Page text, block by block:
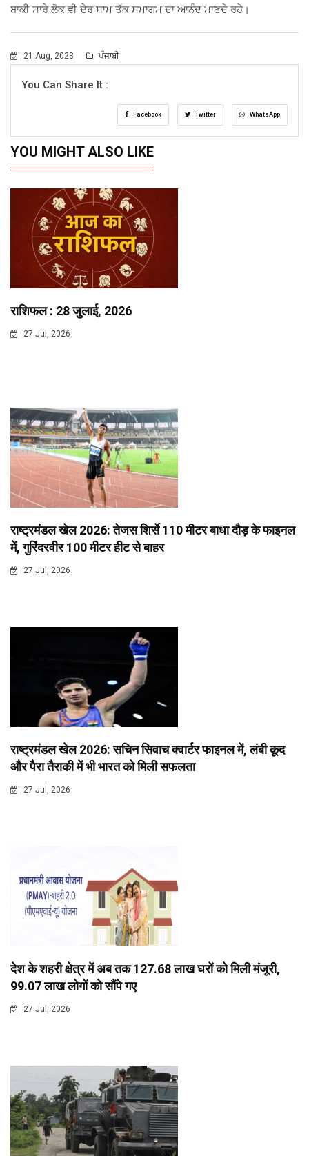
ਬਾਕੀ ਸਾਰੇ ਲੋਕ ਵੀ ਦੇਰ ਸ਼ਾਮ ਤੱਕ ਸਮਾਗਮ ਦਾ ਆਨੰਦ ਮਾਣਦੇ ਰਹੇ।
21 Aug, 2023 ਪੰਜਾਬੀ
You Can Share It :
Facebook Twitter WhatsApp
YOU MIGHT ALSO LIKE
राशिफल : 28 जुलाई, 2026
27 Jul, 2026
राष्ट्रमंडल खेल 2026: तेजस शिर्से 110 मीटर बाधा दौड़ के फाइनल
में, गुरिंदरवीर 100 मीटर हीट से बाहर
27 Jul, 2026
राष्ट्रमंडल खेल 2026: सचिन सिवाच क्वार्टर फाइनल में, लंबी कूद
और पैरा तैराकी में भी भारत को मिली सफलता
27 Jul, 2026
देश के शहरी क्षेत्र में अब तक 127.68 लाख घरों को मिली मंजूरी,
99.07 लाख लोगों को सौंपे गए
27 Jul, 2026